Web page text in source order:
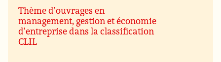
Thème d’ouvrages en
management, gestion et économie
d’entreprise dans la classification
CLIL